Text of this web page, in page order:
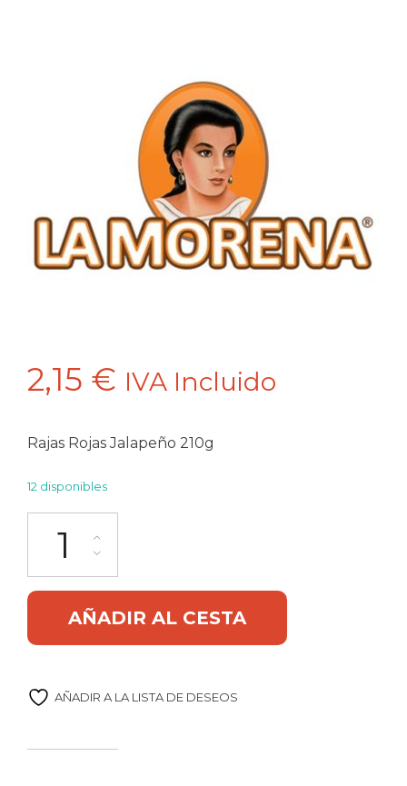
2,15 € IVA Incluido
Rajas Rojas Jalapeño 210g
12 disponibles
AÑADIR AL CESTA
AÑADIR A LA LISTA DE DESEOS